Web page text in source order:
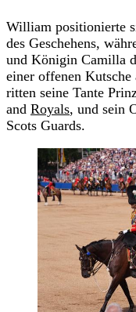
William positionierte
des Geschehens,
und Königin Camilla
einer offenen Kutsche
ritten seine Tante
and Royals, und sein
Scots Guards.